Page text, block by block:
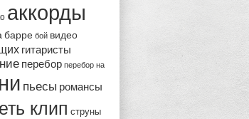
аккорды
барре бой видео
гитаристы
перебор перебор на
пьесы романсы
клип струны